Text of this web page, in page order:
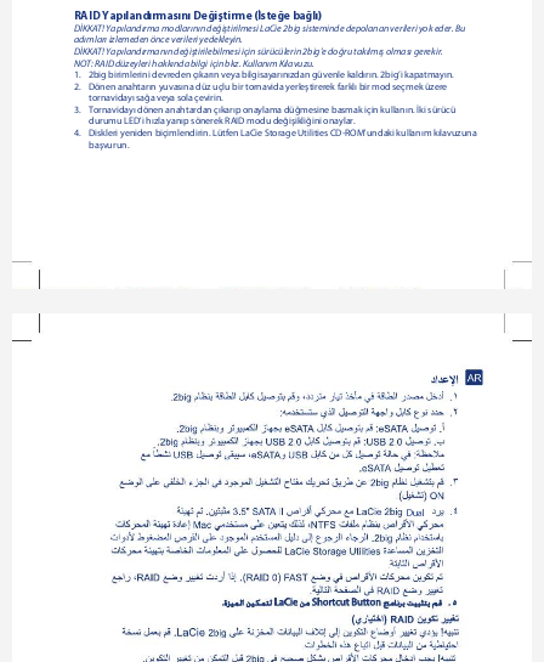
RAID Yapılandırmasını Değiştirme (İsteğe bağlı)
DİKKAT! Yapılandırma modlarının değiştirilmesi LaCie 2big sisteminde depolanan verileri yok eder. Bu
adımları izlemeden önce verileri yedekleyin.
DİKKAT! Yapılandırmanın değiştirilebilmesi için sürücülerin 2big'e doğru takılmış olması gerekir.
NOT: RAID düzeyleri hakkında bilgi için bkz. Kullanım Kılavuzu.
1.
2big birimlerini devreden çıkarın veya bilgisayarınızdan güvenle kaldırın. 2big’i kapatmayın.
2.
Dönen anahtarın yuvasına düz uçlu bir tornavida yerleştirerek farklı bir mod seçmek üzere
tornavidayı sağa veya sola çevirin.
3. Tornavidayı dönen anahtardan çıkarıp onaylama düğmesine basmak için kullanın. İki sürücü
durumu LED'i hızla yanıp sönerek RAID modu değişikliğini onaylar.
4.
Diskleri yeniden biçimlendirin. Lütfen LaCie Storage Utilities CD-ROM'undaki kullanım kılavuzuna
başvurun.
Dual